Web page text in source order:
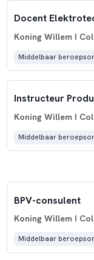
Koning Willem I
Middelbaar
Koning Willem I
Middelbaar
BPV-consulent
Koning Willem I
Middelbaar